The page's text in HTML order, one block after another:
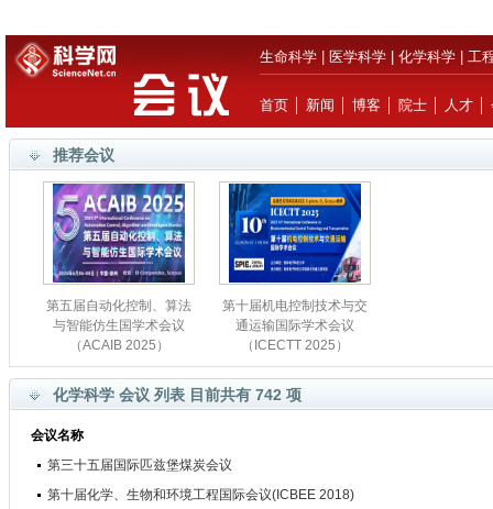
生命科学 医学科学 化学科学 工
首页 新闻 博客 院士 人才
推荐会议
第五届自动化控制、算法
与智能仿生国学术会议
（ACAIB 2025）
第十届机电控制技术与交
通运输国际学术会议
（ICECTT 2025）
化学科学 会议 列表 目前共有 742 项
会议名称
第三十五届国际匹兹堡煤炭会议
第十届化学、生物和环境工程国际会议(ICBEE 2018)